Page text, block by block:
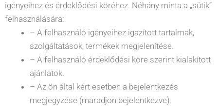
igényeihez és érdeklődési köréhez. Néhány minta a „sütik”
felhasználására:
– A felhasználó igényeihez igazított tartalmak,
szolgáltatások, termékek megjelenítése.
– A felhasználó érdeklődési köre szerint kialakított
ajánlatok.
– Az ön által kért esetben a bejelentkezés
megjegyzése (maradjon bejelentkezve).